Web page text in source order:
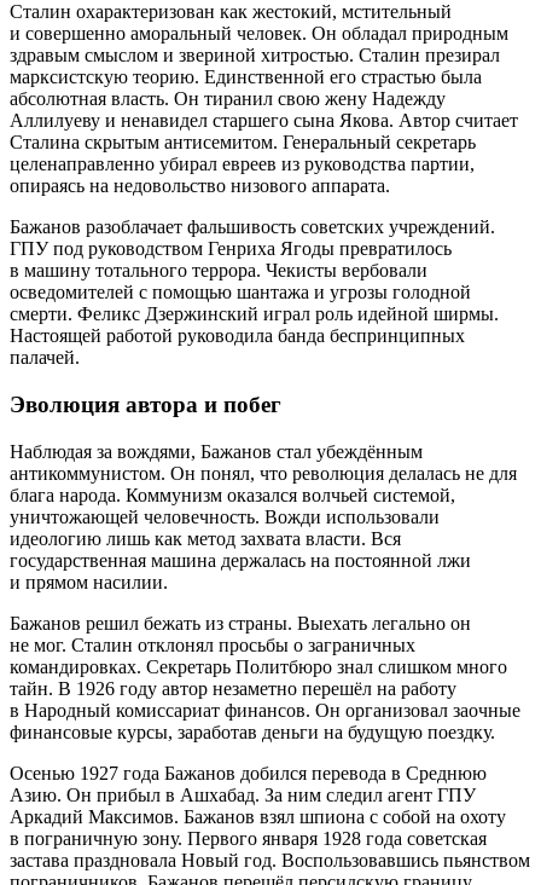
Сталин охарактеризован как жестокий, мстительный
и совершенно аморальный человек. Он обладал природным
здравым смыслом и звериной хитростью. Сталин презирал
марксистскую теорию. Единственной его страстью была
абсолютная власть. Он тиранил свою жену Надежду
Аллилуеву и ненавидел старшего сына Якова. Автор считает
Сталина скрытым антисемитом. Генеральный секретарь
целенаправленно убирал евреев из руководства партии,
опираясь на недовольство низового аппарата.
Бажанов разоблачает фальшивость советских учреждений.
ГПУ под руководством Генриха Ягоды превратилось
в машину тотального террора. Чекисты вербовали
осведомителей с помощью шантажа и угрозы голодной
смерти. Феликс Дзержинский играл роль идейной ширмы.
Настоящей работой руководила банда беспринципных
палачей.
Эволюция автора и побег
Наблюдая за вождями, Бажанов стал убеждённым
антикоммунистом. Он понял, что революция делалась не для
блага народа. Коммунизм оказался волчьей системой,
уничтожающей человечность. Вожди использовали
идеологию лишь как метод захвата власти. Вся
государственная машина держалась на постоянной лжи
и прямом насилии.
Бажанов решил бежать из страны. Выехать легально он
не мог. Сталин отклонял просьбы о заграничных
командировках. Секретарь Политбюро знал слишком много
тайн. В 1926 году автор незаметно перешёл на работу
в Народный комиссариат финансов. Он организовал заочные
финансовые курсы, заработав деньги на будущую поездку.
Осенью 1927 года Бажанов добился перевода в Среднюю
Азию. Он прибыл в Ашхабад. За ним следил агент ГПУ
Аркадий Максимов. Бажанов взял шпиона с собой на охоту
в пограничную зону. Первого января 1928 года советская
застава праздновала Новый год. Воспользовавшись пьянством